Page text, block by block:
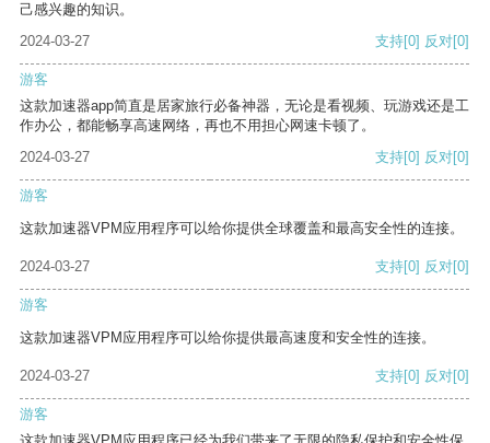
己感兴趣的知识。
2024-03-27
支持[0] 反对[0]
游客
这款加速器app简直是居家旅行必备神器，无论是看视频、玩游戏还是工
作办公，都能畅享高速网络，再也不用担心网速卡顿了。
2024-03-27
支持[0] 反对[0]
游客
这款加速器VPM应用程序可以给你提供全球覆盖和最高安全性的连接。
2024-03-27 支持[0] 反对[0]
游客
这款加速器VPM应用程序可以给你提供最高速度和安全性的连接。
2024-03-27 支持[0] 反对[0]
游客